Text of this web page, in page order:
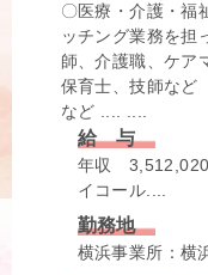
〇医療・介護・福
ッチング業務を
師、介護職、ケア
保育士、技師など
など .... ....
給 与
年収 3,512,020
イコール....
勤務地
横浜事業所：横